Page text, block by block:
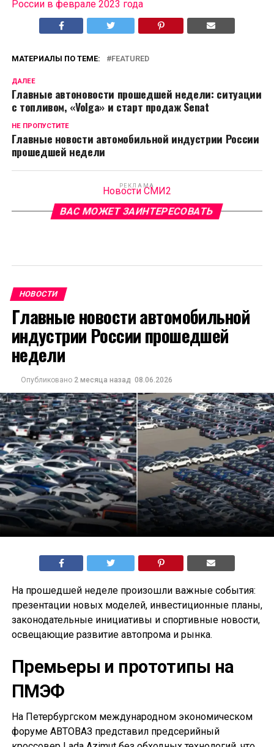
России в феврале 2023 года
МАТЕРИАЛЫ ПО ТЕМЕ: FEATURED
ДАЛЕЕ
Главные автоновости прошедшей недели: ситуации
с топливом, «Volga» и старт продаж Senat
НЕ ПРОПУСТИТЕ
Главные новости автомобильной индустрии России
прошедшей недели
РЕКЛАМА
Новости СМИ2
ВАС МОЖЕТ ЗАИНТЕРЕСОВАТЬ
НОВОСТИ
Главные новости автомобильной
индустрии России прошедшей
недели
Опубликовано 2 месяца назад 08.06.2026
На прошедшей неделе произошли важные события:
презентации новых моделей, инвестиционные планы,
законодательные инициативы и спортивные новости,
освещающие развитие автопрома и рынка.
Премьеры и прототипы на
ПМЭФ
На Петербургском международном экономическом
форуме АВТОВАЗ представил предсерийный